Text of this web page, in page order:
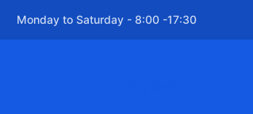
Monday to Saturday - 8:00 -17:30